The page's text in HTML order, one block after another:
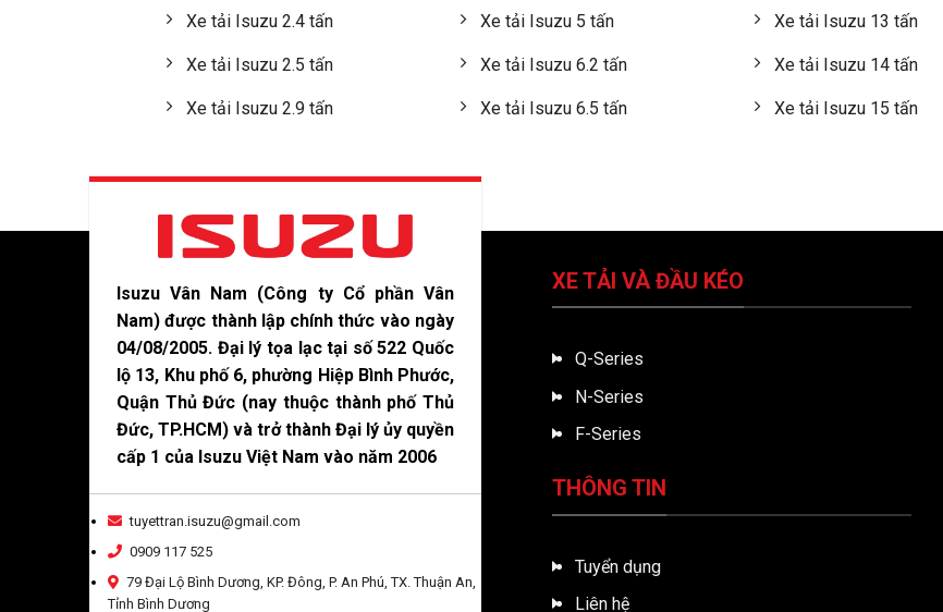
Xe tải Isuzu 2.4 tấn
Xe tải Isuzu 2.5 tấn
Xe tải Isuzu 2.9 tấn
Xe tải Isuzu 5 tấn
Xe tải Isuzu 6.2 tấn
Xe tải Isuzu 6.5 tấn
Xe tải Isuzu 13 tấn
Xe tải Isuzu 14 tấn
Xe tải Isuzu 15 tấn
Isuzu Vân Nam (Công ty Cổ phần Vân
Nam) được thành lập chính thức vào ngày
04/08/2005. Đại lý tọa lạc tại số 522 Quốc
lộ 13, Khu phố 6, phường Hiệp Bình Phước,
Quận Thủ Đức (nay thuộc thành phố Thủ
Đức, TP.HCM) và trở thành Đại lý ủy quyền
cấp 1 của Isuzu Việt Nam vào năm 2006
tuyettran.isuzu@gmail.com
0909 117 525
79 Đại Lộ Bình Dương, KP. Đông, P. An Phú, TX. Thuận An,
Tỉnh Bình Dương
XE TẢI VÀ ĐẦU KÉO
Q-Series
N-Series
F-Series
THÔNG TIN
Tuyển dụng
Liên hệ